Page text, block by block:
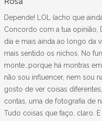
Depende! LOL (acho que
Concordo com a tua opinião,
dia e mais ainda ao longo da
mais sentido os nichos. No
monte…porque há montras
não sou influencer, nem sou
gosto de ver coisas
contas, uma de fotografia de
Tudo coisas que faço, claro.